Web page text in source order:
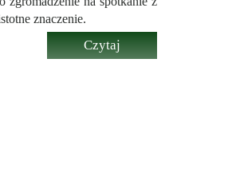
znaczenie.
Czytaj